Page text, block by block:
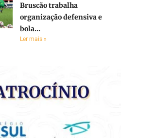
Bruscão trabalha
organização defensiva e
bola...
Ler mais »